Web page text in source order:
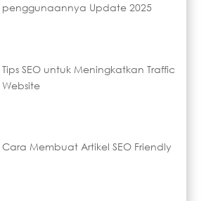
penggunaannya Update 2025
Tips SEO untuk Meningkatkan Traffic
Website
Cara Membuat Artikel SEO Friendly